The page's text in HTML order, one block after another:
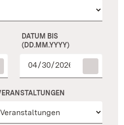
DATUM BIS
(DD.MM.YYYY)